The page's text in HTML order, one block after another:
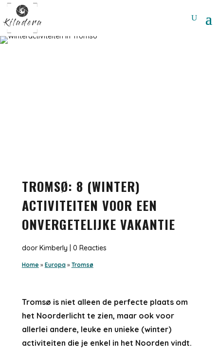
TROMSØ: 8 (WINTER)
ACTIVITEITEN VOOR EEN
ONVERGETELIJKE VAKANTIE
door Kimberly 0 Reacties
Home » Europa» Tromsø
Tromsø is niet alleen de perfecte plaats om
het Noorderlicht te zien, maar ook voor
allerlei andere, leuke en unieke (winter)
activiteiten die je enkel in het Noorden vindt.